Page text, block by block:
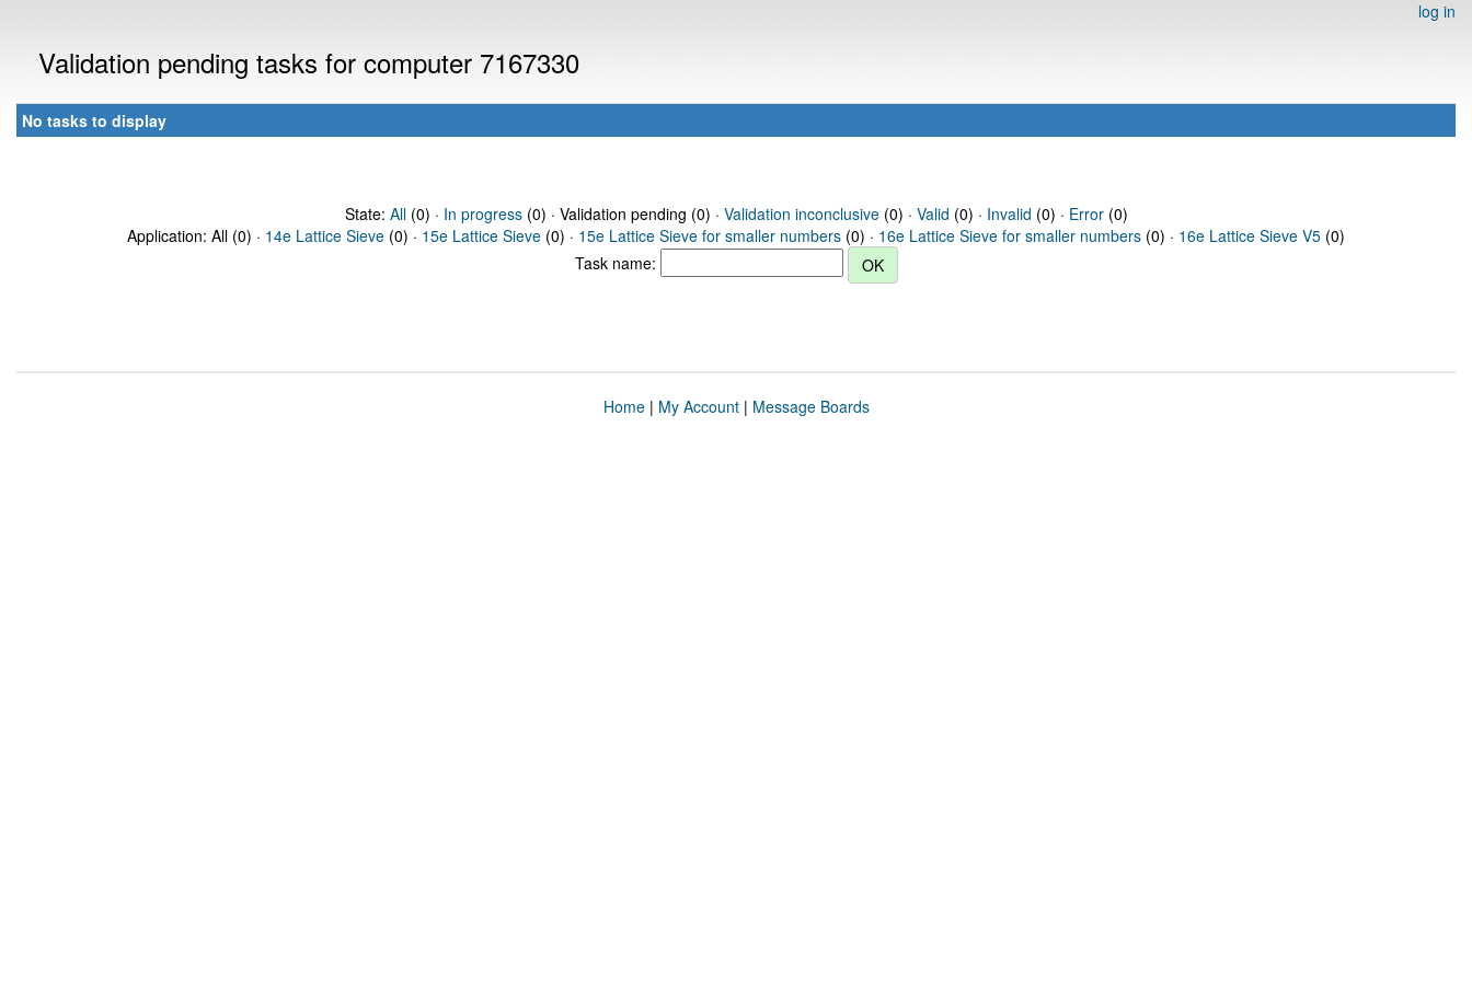
log in
Validation pending tasks for computer 7167330
No tasks to display
State: All(0) · In progress(0) · Validation pending (0) · Validation inconclusive(0) · Valid (0) · Invalid (0) · Error(0)
Application: All (0) · 14e Lattice Sieve (0) · 15e Lattice Sieve (0) · 15e Lattice Sieve for smaller numbers (0) · 16e Lattice Sieve for smaller numbers (0) · 16e Lattice Sieve V5 (0)
Task name:
Home| My Account| Message Boards